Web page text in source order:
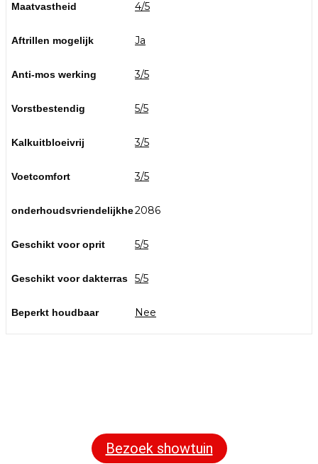
Maatvastheid 4/5
Aftrillen mogelijk Ja
Anti-mos werking 3/5
Vorstbestendig 5/5
Kalkuitbloeivrij 3/5
Voetcomfort 3/5
onderhoudsvriendelijkhe2086
Geschikt voor oprit 5/5
Geschikt voor dakterras 5/5
Beperkt houdbaar Nee
Bezoek showtuin